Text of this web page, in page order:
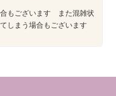
もございます また混雑状
しまう場合もございます